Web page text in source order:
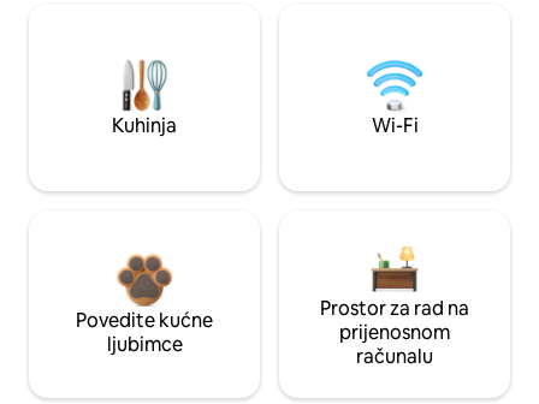
Kuhinja Wi-Fi
Povedite kućne
ljubimce
Prostor za rad na
prijenosnom
računalu